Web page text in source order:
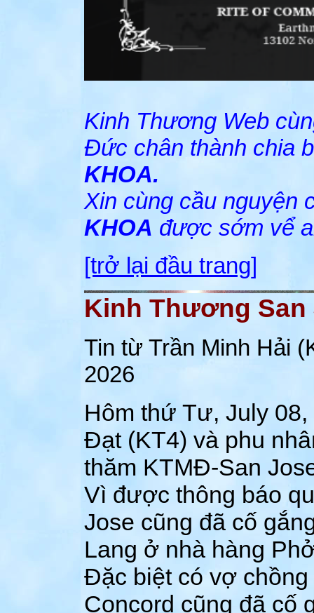
Kinh Thương Web
Đức chân thành chia
KHOA.
Xin cùng cầu nguyện
KHOA được sớm vể
[trở lại đầu trang]
Kinh Thương San
Tin từ Trần Minh Hải
2026
Hôm thứ Tư, July
Đạt (KT4) và phu
thăm KTMĐ-San
Vì được thông báo
Jose cũng đã cố
Lang ở nhà hàng
Đặc biệt có vợ
Concord cũng đã cố